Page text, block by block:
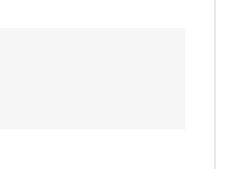
sur place
de 13h00 à
Mr LE FLOC’H